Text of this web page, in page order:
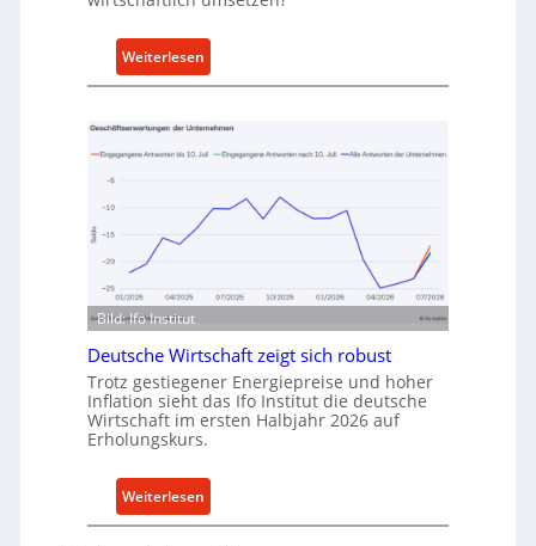
k
a
f
v
I
t
i
e
-
E
r
s
Weiterlesen:
M
t
h
d
ü
r
n
a
c
h
a
l
t
Bild: Ifo Institut
Deutsche Wirtschaft zeigt sich robust
Trotz gestiegener Energiepreise und hoher
Inflation sieht das Ifo Institut die deutsche
Wirtschaft im ersten Halbjahr 2026 auf
Erholungskurs.
Weiterlesen:
D